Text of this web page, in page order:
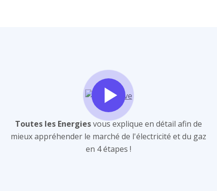
Toutes les Energiesvous explique en détail afin de
mieux appréhender le marché de l'électricité et du gaz
en 4 étapes !